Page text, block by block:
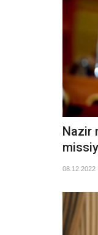
Nazir
08.12.2022